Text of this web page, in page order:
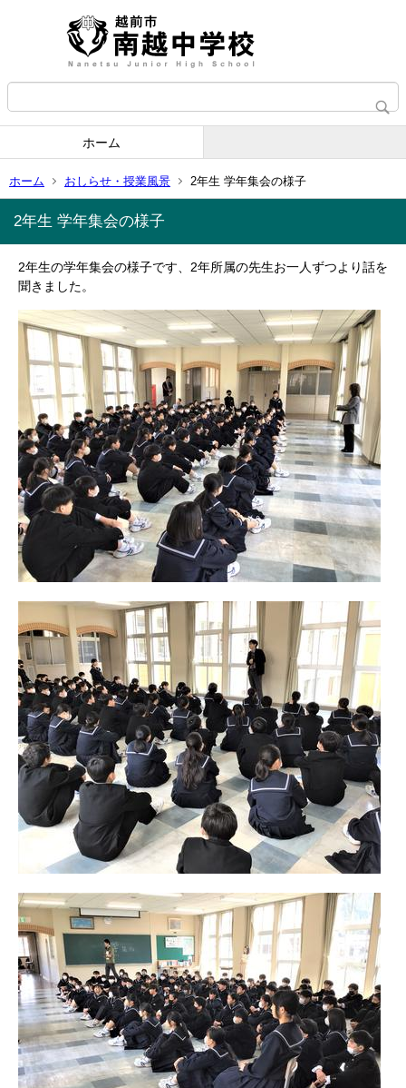
ホーム
ホーム おしらせ・授業風景 2年生 学年集会の様子
2年生 学年集会の様子
2年生の学年集会の様子です、2年所属の先生お一人ずつより話を
聞きました。